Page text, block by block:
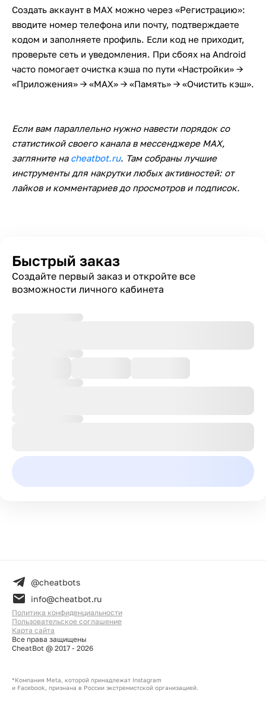
Создать аккаунт в MAX можно через «Регистрацию»:
вводите номер телефона или почту, подтверждаете
кодом и заполняете профиль. Если код не приходит,
проверьте сеть и уведомления. При сбоях на Android
часто помогает очистка кэша по пути «Настройки» →
«Приложения» → «MAX» → «Память» → «Очистить кэш».
Если вам параллельно нужно навести порядок со
статистикой своего канала в мессенджере MAX,
загляните на cheatbot.ru. Там собраны лучшие
инструменты для накрутки любых активностей: от
лайков и комментариев до просмотров и подписок.
Быстрый заказ
Создайте первый заказ и откройте все
возможности личного кабинета
@cheatbots
info@cheatbot.ru
Политика конфиденциальности
Пользовательское соглашение
Карта сайта
Все права защищены
CheatBot @ 2017 - 2026
*Компания Meta, которой принадлежат Instagram
и Facebook, признана в России экстремистской организацией.